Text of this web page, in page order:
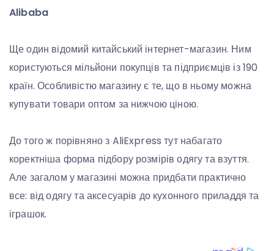
Alibaba
Ще один відомий китайський інтернет-магазин. Ним
користуються мільйони покупців та підприємців із 190
країн. Особливістю магазину є те, що в ньому можна
купувати товари оптом за нижчою ціною.
До того ж порівняно з AliExpress тут набагато
коректніша форма підбору розмірів одягу та взуття.
Але загалом у магазині можна придбати практично
все: від одягу та аксесуарів до кухонного приладдя та
іграшок.